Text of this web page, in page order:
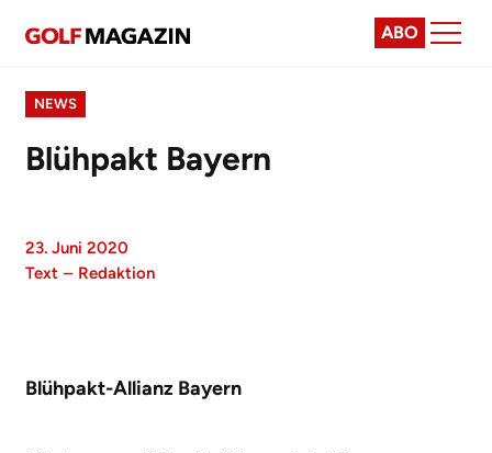
ABO
NEWS
Blühpakt Bayern
23. Juni 2020
Text – Redaktion
Blühpakt-Allianz Bayern